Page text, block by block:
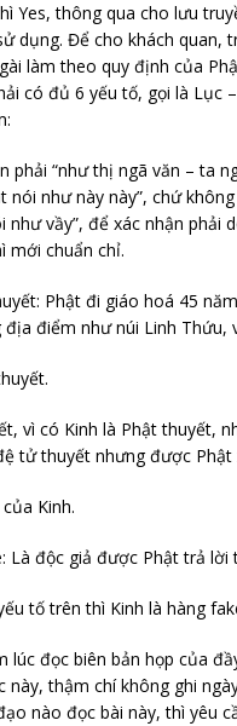
Yes, thông qua cho lưu
dụng. Để cho khách quan,
làm theo quy định của
có đủ 6 yếu tố, gọi là Lục
phải “như thị ngã văn – ta
nói như này này”, chứ
như vầy”, để xác nhận phải
mới chuẩn chỉ.
Phật đi giáo hoá 45
địa điểm như núi Linh Thứu,
vì có Kinh là Phật thuyết,
tử thuyết nhưng được Phật
Kinh.
Là độc giả được Phật trả lời
tố trên thì Kinh là hàng
lúc đọc biên bản họp của
này, thậm chí không ghi
nào đọc bài này, thì yêu